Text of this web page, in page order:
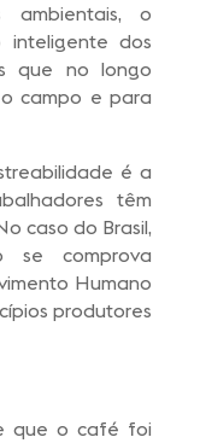
ambientais, o
dos
que no longo
campo e para
é a
têm
caso do Brasil,
se comprova
Humano
produtores
que o café foi